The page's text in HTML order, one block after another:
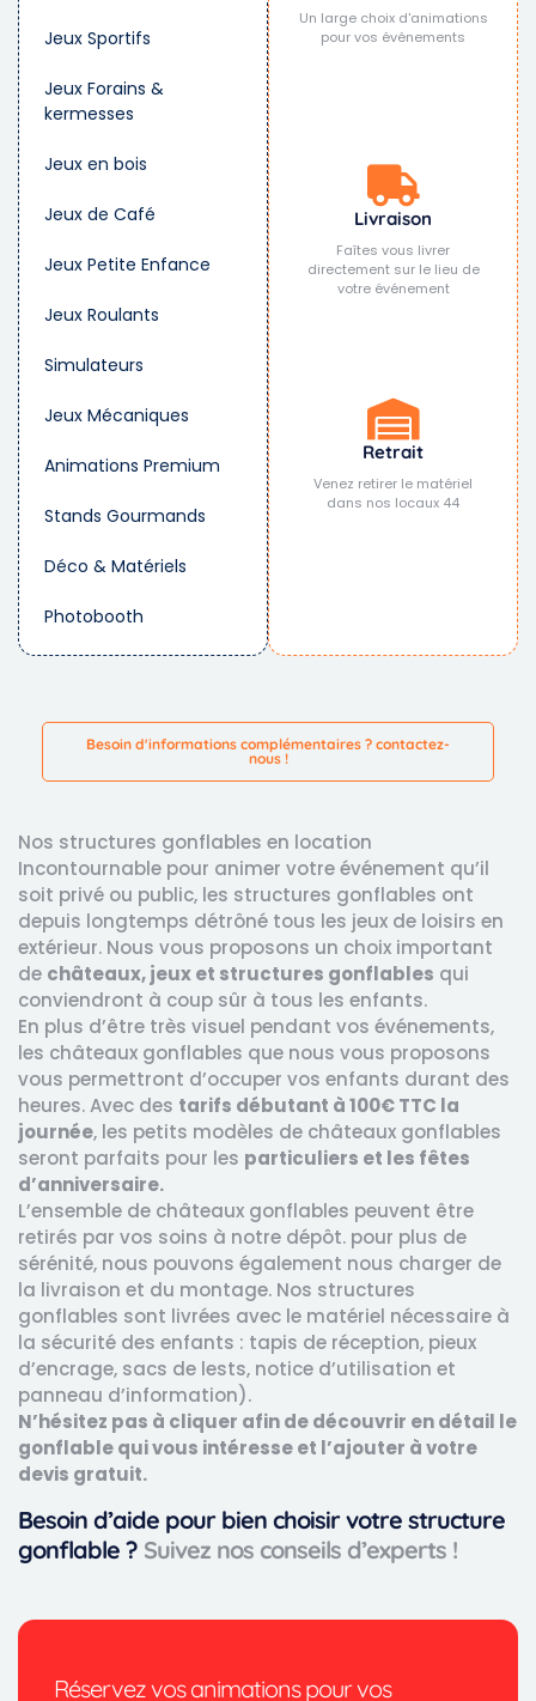
Jeux Sportifs
Jeux Forains &
kermesses
Jeux en bois
Jeux de Café
Jeux Petite Enfance
Jeux Roulants
Simulateurs
Jeux Mécaniques
Animations Premium
Stands Gourmands
Déco & Matériels
Photobooth
Un large choix d'animations
pour vos événements
Livraison
Faîtes vous livrer
directement sur le lieu de
votre événement
Retrait
Venez retirer le matériel
dans nos locaux 44
Besoin d'informations complémentaires ? contactez-
nous !
Nos structures gonflables en location
Incontournable pour animer votre événement qu’il
soit privé ou public, les structures gonflables ont
depuis longtemps détrôné tous les jeux de loisirs en
extérieur. Nous vous proposons un choix important
de châteaux, jeux et structures gonflables qui
conviendront à coup sûr à tous les enfants.
En plus d’être très visuel pendant vos événements,
les châteaux gonflables que nous vous proposons
vous permettront d’occuper vos enfants durant des
heures. Avec des tarifs débutant à100€ TTC la
journée, les petits modèles de châteaux gonflables
seront parfaits pour les particuliers et les fêtes
d’anniversaire.
L’ensemble de châteaux gonflables peuvent être
retirés par vos soins à notre dépôt. pour plus de
sérénité, nous pouvons également nous charger de
la livraison et du montage. Nos structures
gonflables sont livrées avec le matériel nécessaire à
la sécurité des enfants : tapis de réception, pieux
d’encrage, sacs de lests, notice d’utilisation et
panneau d’information).
N’hésitez pas à cliquer afin de découvrir en détail le
gonflable qui vous intéresse et l’ajouter à votre
devis gratuit.
Besoin d’aide pour bien choisir votre structure
gonflable ? Suivez nos conseils d’experts !
Réservez vos animations pour vos